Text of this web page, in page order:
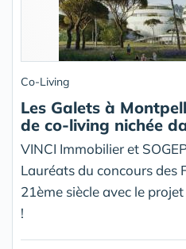
Co-Living
Les Galets à
de co-living nichée
VINCI Immobilier et
Lauréats du concours des
21ème siècle avec le
!